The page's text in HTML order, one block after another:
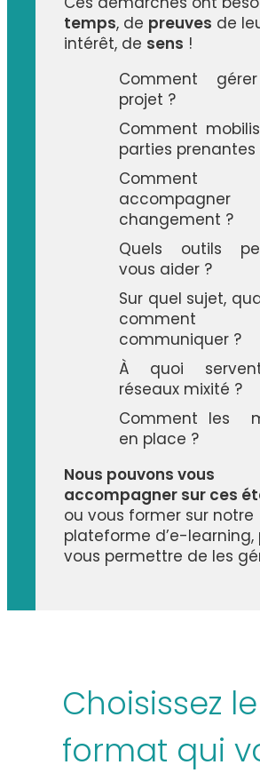
temps, de preuves de
intérêt, de sens !
Comment
projet ?
Comment
parties prenantes
Comment
changement ?
Quels outils
vous aider ?
Sur quel sujet,
comment
communiquer ?
À quoi
réseaux mixité ?
Comment les
en place ?
Nous pouvons vous
accompagner sur ces
ou vous former sur notre
plateforme d’e-learning,
vous permettre de les
Choisissez le
format qui